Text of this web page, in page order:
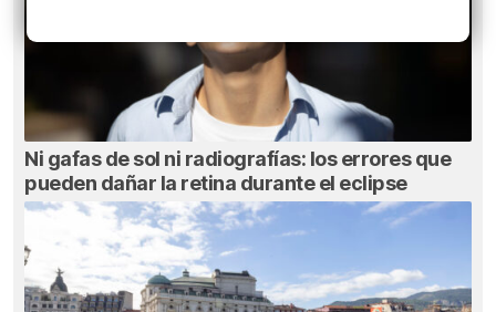
Ni gafas de sol ni radiografías: los errores que
pueden dañar la retina durante el eclipse